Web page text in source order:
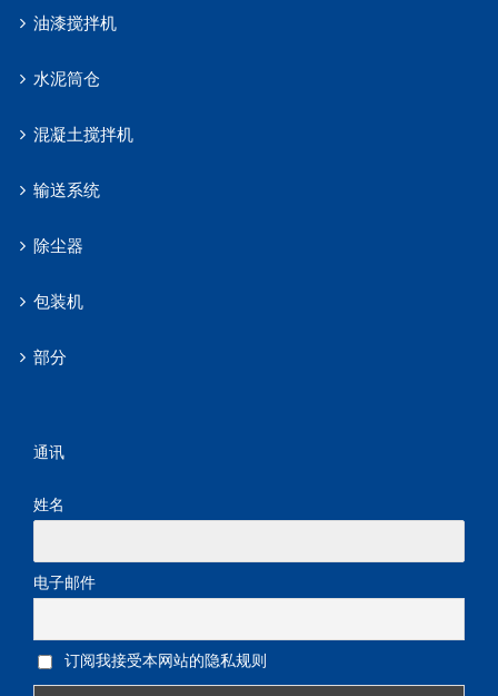
油漆搅拌机
水泥筒仓
混凝土搅拌机
输送系统
除尘器
包装机
部分
通讯
姓名
电子邮件
订阅我接受本网站的隐私规则